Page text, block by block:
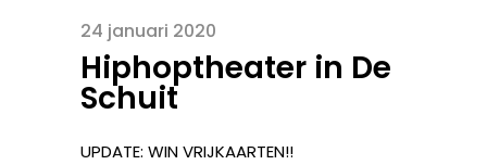
24 januari 2020
Hiphoptheater in De
Schuit
UPDATE: WIN VRIJKAARTEN!!